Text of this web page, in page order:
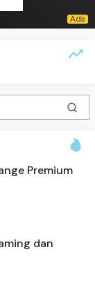
Premium
dan